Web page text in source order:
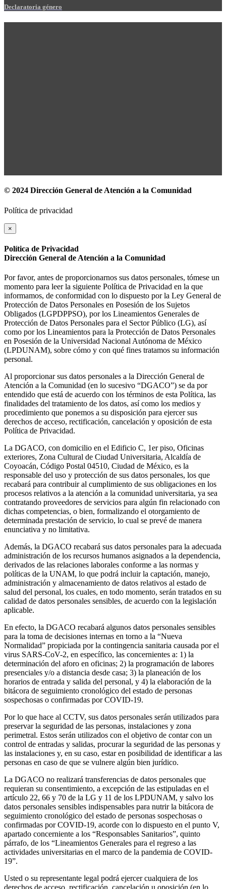
Declaratoria género
© 2024 Dirección General de Atención a la Comunidad
Política de privacidad
×
Política de Privacidad
Dirección General de Atención a la Comunidad
Por favor, antes de proporcionarnos sus datos personales, tómese un
momento para leer la siguiente Política de Privacidad en la que
informamos, de conformidad con lo dispuesto por la Ley General de
Protección de Datos Personales en Posesión de los Sujetos
Obligados (LGPDPPSO), por los Lineamientos Generales de
Protección de Datos Personales para el Sector Público (LG), así
como por los Lineamientos para la Protección de Datos Personales
en Posesión de la Universidad Nacional Autónoma de México
(LPDUNAM), sobre cómo y con qué fines tratamos su información
personal.
Al proporcionar sus datos personales a la Dirección General de
Atención a la Comunidad (en lo sucesivo “DGACO”) se da por
entendido que está de acuerdo con los términos de esta Política, las
finalidades del tratamiento de los datos, así como los medios y
procedimiento que ponemos a su disposición para ejercer sus
derechos de acceso, rectificación, cancelación y oposición de esta
Política de Privacidad.
La DGACO, con domicilio en el Edificio C, 1er piso, Oficinas
exteriores, Zona Cultural de Ciudad Universitaria, Alcaldía de
Coyoacán, Código Postal 04510, Ciudad de México, es la
responsable del uso y protección de sus datos personales, los que
recabará para contribuir al cumplimiento de sus obligaciones en los
procesos relativos a la atención a la comunidad universitaria, ya sea
contratando proveedores de servicios para algún fin relacionado con
dichas competencias, o bien, formalizando el otorgamiento de
determinada prestación de servicio, lo cual se prevé de manera
enunciativa y no limitativa.
Además, la DGACO recabará sus datos personales para la adecuada
administración de los recursos humanos asignados a la dependencia,
derivados de las relaciones laborales conforme a las normas y
políticas de la UNAM, lo que podrá incluir la captación, manejo,
administración y almacenamiento de datos relativos al estado de
salud del personal, los cuales, en todo momento, serán tratados en su
calidad de datos personales sensibles, de acuerdo con la legislación
aplicable.
En efecto, la DGACO recabará algunos datos personales sensibles
para la toma de decisiones internas en torno a la “Nueva
Normalidad” propiciada por la contingencia sanitaria causada por el
virus SARS-CoV-2, en específico, las concernientes a: 1) la
determinación del aforo en oficinas; 2) la programación de labores
presenciales y/o a distancia desde casa; 3) la planeación de los
horarios de entrada y salida del personal, y 4) la elaboración de la
bitácora de seguimiento cronológico del estado de personas
sospechosas o confirmadas por COVID-19.
Por lo que hace al CCTV, sus datos personales serán utilizados para
preservar la seguridad de las personas, instalaciones y zona
perimetral. Estos serán utilizados con el objetivo de contar con un
control de entradas y salidas, procurar la seguridad de las personas y
las instalaciones y, en su caso, estar en posibilidad de identificar a las
personas en caso de que se vulnere algún bien jurídico.
La DGACO no realizará transferencias de datos personales que
requieran su consentimiento, a excepción de las estipuladas en el
artículo 22, 66 y 70 de la LG y 11 de los LPDUNAM, y salvo los
datos personales sensibles indispensables para nutrir la bitácora de
seguimiento cronológico del estado de personas sospechosas o
confirmadas por COVID-19, acorde con lo dispuesto en el punto V,
apartado concerniente a los “Responsables Sanitarios”, quinto
párrafo, de los “Lineamientos Generales para el regreso a las
actividades universitarias en el marco de la pandemia de COVID-
19”.
Usted o su representante legal podrá ejercer cualquiera de los